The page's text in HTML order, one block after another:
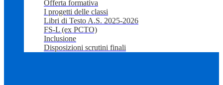
Offerta formativa
I progetti delle classi
Libri di Testo A.S. 2025-2026
FS-L (ex PCTO)
Inclusione
Disposizioni scrutini finali